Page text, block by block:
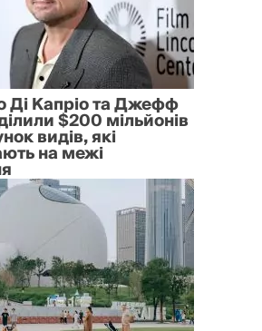
Ді Капріо та Джефф
$200 мільйонів
видів, які
на межі